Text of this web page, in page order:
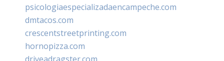
psicologiaespecializadaencampeche.com
dmtacos.com
crescentstreetprinting.com
hornopizza.com